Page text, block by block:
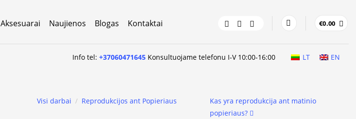
Aksesuarai Naujienos Blogas Kontaktai €0.00
Info tel:+37060471645 Konsultuojame telefonu I-V 10:00-16:00 LT EN
Visi darbai / Reprodukcijos ant Popieriaus
Kas yra reprodukcija ant matinio
popieriaus?